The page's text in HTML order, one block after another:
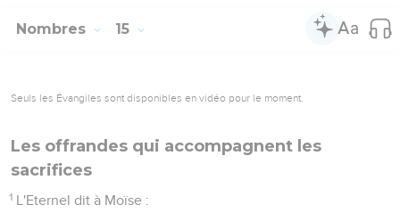
Nombres 15
Seuls les Évangiles sont disponibles en vidéo pour le moment.
Les offrandes qui accompagnent les
sacrifices
1 L'Eternel dit à Moïse :